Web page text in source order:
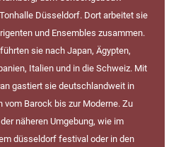
Düsseldorf. Dort arbeitet sie
und Ensembles zusammen.
sie nach Japan, Ägypten,
Italien und in die Schweiz. Mit
gastiert sie deutschlandweit in
vom Barock bis zur Moderne. Zu
näheren Umgebung, wie im
düsseldorf festival oder in den